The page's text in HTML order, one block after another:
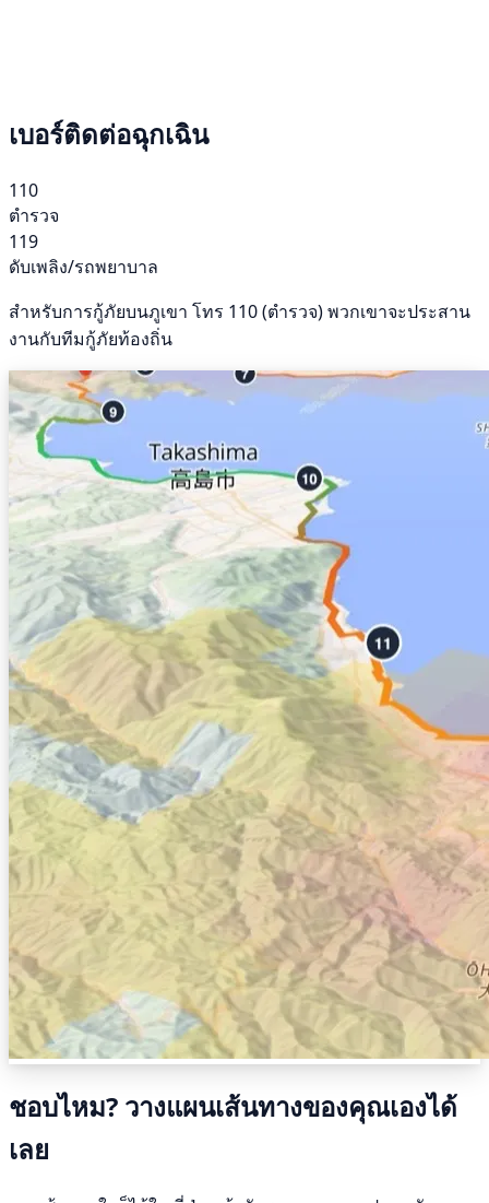
เบอร์ติดต่อฉุกเฉิน
110
ตำรวจ
119
ดับเพลิง/รถพยาบาล
สำหรับการกู้ภัยบนภูเขา โทร 110 (ตำรวจ) พวกเขาจะประสาน
งานกับทีมกู้ภัยท้องถิ่น
ชอบไหม? วางแผนเส้นทางของคุณเองได้
เลย